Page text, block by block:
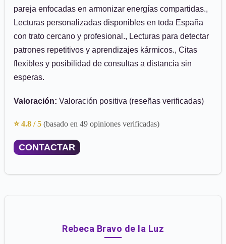
pareja enfocadas en armonizar energías compartidas.,
Lecturas personalizadas disponibles en toda España
con trato cercano y profesional., Lecturas para detectar
patrones repetitivos y aprendizajes kármicos., Citas
flexibles y posibilidad de consultas a distancia sin
esperas.
Valoración: Valoración positiva (reseñas verificadas)
⭐ 4.8 / 5 (basado en 49 opiniones verificadas)
CONTACTAR
Rebeca Bravo de la Luz